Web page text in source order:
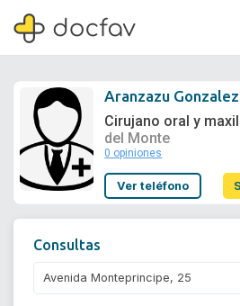
Quiénes
Aranzazu
Cirujano oral y
del Monte
0 opiniones
Ver teléfono
Consultas